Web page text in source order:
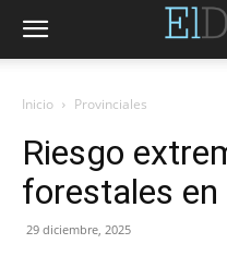
Inicio Provinciales
Riesgo
forestales en
29 diciembre, 2025